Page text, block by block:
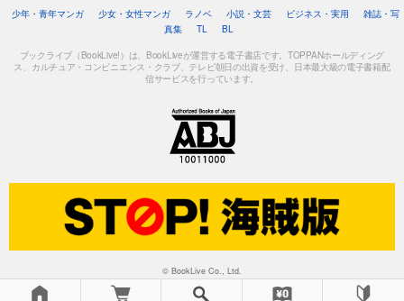
少年・青年マンガ
少女・女性マンガ ラノベ 小説・文芸 ビジネス・実用
雑誌・写
真集
TL BL
ブックライブ（BookLive!）は、BookLiveが運営する電子書店です。TOPPANホールディング
ス、カルチュア・コンビニエンス・クラブ、テレビ朝日の出資を受け、日本最大級の電子書籍配
信サービスを行っています。
© BookLive Co., Ltd.